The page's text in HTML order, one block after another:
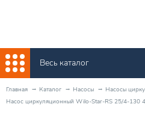
Весь каталог
Главная Каталог Насосы
Насосы
Насос циркуляционный Wilo-Star-RS 25/4-130